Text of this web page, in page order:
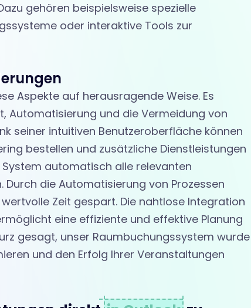
gehören beispielsweise spezielle
oder interaktive Tools zur
Aspekte auf herausragende Weise. Es
Automatisierung und die Vermeidung von
seiner intuitiven Benutzeroberfläche können
bestellen und zusätzliche Dienstleistungen
automatisch alle relevanten
die Automatisierung von Prozessen
Zeit gespart. Die nahtlose Integration
eine effiziente und effektive Planung
gesagt, unser Raumbuchungssystem wurde
und den Erfolg Ihrer Veranstaltungen